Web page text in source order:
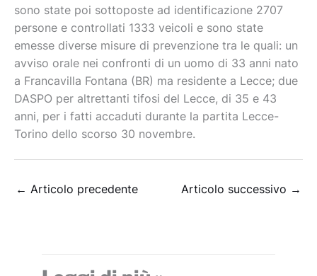
sono state poi sottoposte ad identificazione 2707
persone e controllati 1333 veicoli e sono state
emesse diverse misure di prevenzione tra le quali: un
avviso orale nei confronti di un uomo di 33 anni nato
a Francavilla Fontana (BR) ma residente a Lecce; due
DASPO per altrettanti tifosi del Lecce, di 35 e 43
anni, per i fatti accaduti durante la partita Lecce-
Torino dello scorso 30 novembre.
← Articolo precedente Articolo successivo →